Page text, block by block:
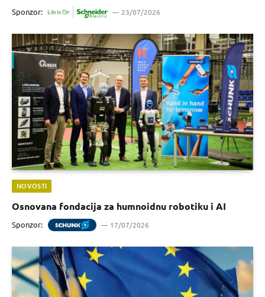
Sponzor: 23/07/2026
NOVOSTI
Osnovana fondacija za humnoidnu robotiku i AI
Sponzor: 17/07/2026